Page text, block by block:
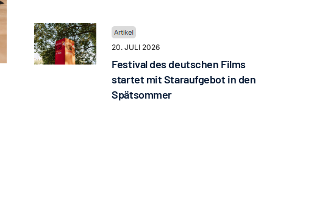
20. JULI 2026
Festival des deutschen Films
startet mit Staraufgebot in den
Spätsommer